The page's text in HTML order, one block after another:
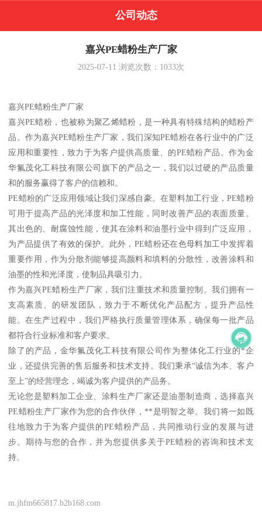
公司动态
嘉兴PE蜡粉生产厂家
2025-07-11 浏览次数： 1033次
嘉兴PE蜡粉生产厂家
嘉兴PE蜡粉，也被称为聚乙烯蜡粉，是一种具有特殊结构的蜡粉产
品。作为嘉兴PE蜡粉生产厂家，我们深知PE蜡粉在各行业中的广泛
应用和重要性，致力于为客户提供高质量、的PE蜡粉产品。作为金
华氟茂化工科技有限公司旗下的产品之一，我们以过硬的产品质量
和的服务赢得了客户的信赖和。
PE蜡粉的广泛应用领域让我们深感自豪。在塑料加工行业，PE蜡粉
可用于提高产品的光泽度和加工性能，同时改善产品的表面质量。
其出色的、耐腐蚀性能，使其在涂料和油墨行业中得到广泛应用，
为产品提供了有效的保护。此外，PE蜡粉还在色母料加工中发挥着
重要作用，作为分散剂能够提高颜料和填料的分散性，改善涂料和
油墨的性和光泽度，使制品具吸引力。
作为嘉兴PE蜡粉生产厂家，我们注重技术和质量控制。我们拥有一
支高素质、的研发团队，致力于不断优化产品配方，提升产品性
能。在生产过程中，我们严格执行质量管理体系，确保每一批产品
都符合行业标准和客户要求。
除了的产品，金华氟茂化工科技有限公司作为整体化工行业的*企
业，还提供完善的售后服务和技术支持。我们秉承“诚信为本、客户
至上”的经营理念，竭诚为客户提供的产品务。
无论您是塑料加工企业、涂料生产厂家还是油墨制造商，选择嘉兴
PE蜡粉生产厂家作为您的合作伙伴，**是明智之举。我们将一如既
往地致力于为客户提供的PE蜡粉产品，共同推动行业的发展与进
步。期待与您的合作，并为您提供多关于PE蜡粉的咨询和技术支
持。
m.jhfm665817.b2b168.com